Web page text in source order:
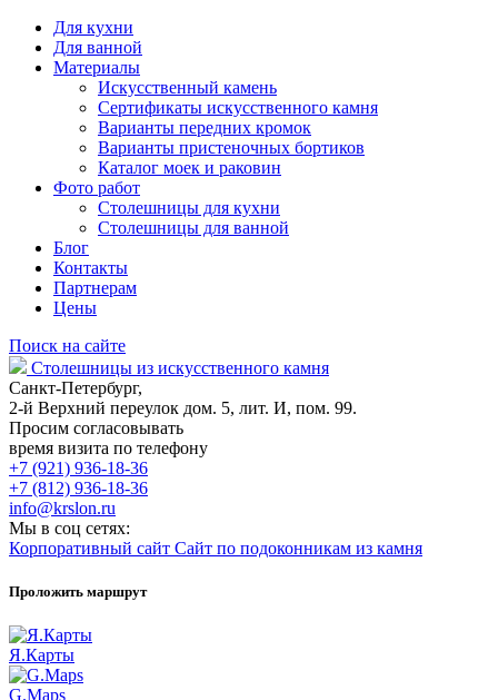
Для кухни
Для ванной
Материалы
Искусственный камень
Сертификаты искусственного камня
Варианты передних кромок
Варианты пристеночных бортиков
Каталог моек и раковин
Фото работ
Столешницы для кухни
Столешницы для ванной
Блог
Контакты
Партнерам
Цены
Поиск на сайте
Столешницы из искусственного камня
Санкт-Петербург,
2-й Верхний переулок дом. 5, лит. И, пом. 99.
Просим согласовывать
время визита по телефону
+7 (921) 936-18-36
+7 (812) 936-18-36
info@krslon.ru
Мы в соц сетях:
Корпоративный сайт Сайт по подоконникам из камня
Проложить маршрут
Я.Карты
G.Maps